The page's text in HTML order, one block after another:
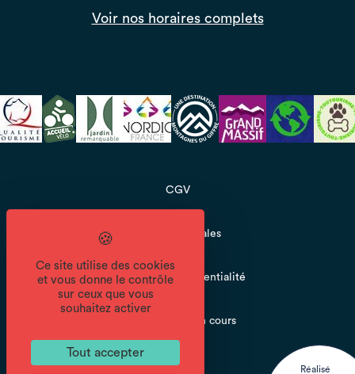
Voir nos horaires complets
CGV
Mentions légales
Politique de confidentialité
Accessibilité : en cours
Réalisé
Ce site utilise des cookies
et vous donne le contrôle
sur ceux que vous
souhaitez activer
Tout accepter